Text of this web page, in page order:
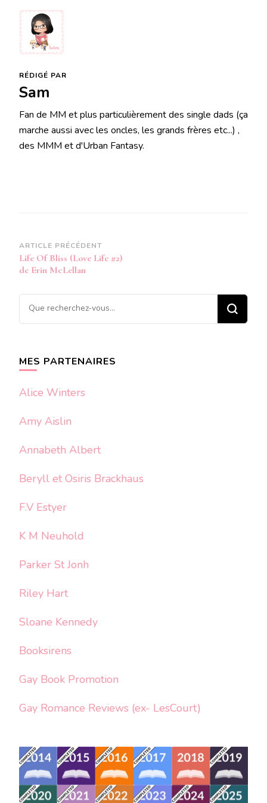
RÉDIGÉ PAR
Sam
Fan de MM et plus particulièrement des single dads (ça
marche aussi avec les oncles, les grands frères etc...) ,
des MMM et d'Urban Fantasy.
Navigation
d’article
ARTICLE PRÉCÉDENT
Life Of Bliss (Love Life #2)
de Erin McLellan
Vous
recherchiez
MES PARTENAIRES
Alice Winters
Amy Aislin
Annabeth Albert
Beryll et Osiris Brackhaus
F.V Estyer
K M Neuhold
Parker St Jonh
Riley Hart
Sloane Kennedy
Booksirens
Gay Book Promotion
Gay Romance Reviews (ex- LesCourt)